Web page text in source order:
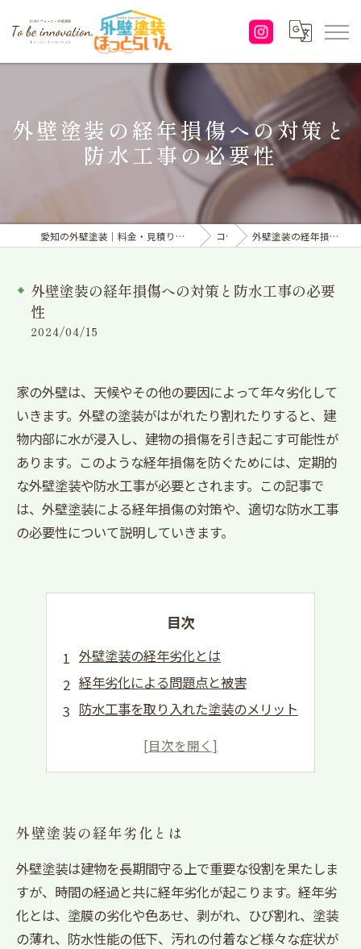
外壁塗装の経年損傷への対策と
防水工事の必要性
愛知の外壁塗装｜料金・見積り｜塗り替えなら「株式会社To be innovation.」へ コラム 外壁塗装の経年損傷への対策と防水工事の必要性
外壁塗装の経年損傷への対策と防水工事の必要
性
2024/04/15
家の外壁は、天候やその他の要因によって年々劣化して
いきます。外壁の塗装がはがれたり割れたりすると、建
物内部に水が浸入し、建物の損傷を引き起こす可能性が
あります。このような経年損傷を防ぐためには、定期的
な外壁塗装や防水工事が必要とされます。この記事で
は、外壁塗装による経年損傷の対策や、適切な防水工事
の必要性について説明していきます。
目次
外壁塗装の経年劣化とは
経年劣化による問題点と被害
防水工事を取り入れた塗装のメリット
防水工事の種類と選び方
外壁塗装の経年劣化とは
外壁塗装は建物を長期間守る上で重要な役割を果たしま
すが、時間の経過と共に経年劣化が起こります。経年劣
化とは、塗膜の劣化や色あせ、剥がれ、ひび割れ、塗装
の薄れ、防水性能の低下、汚れの付着など様々な症状が